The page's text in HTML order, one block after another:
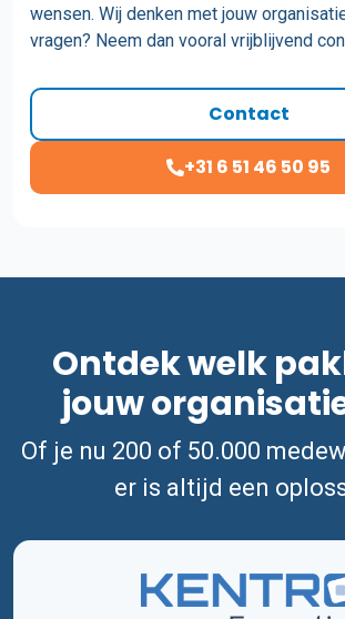
wensen. Wij denken met jouw
vragen? Neem dan vooral vrijblijvend
Contact
+31 6 51 46 50 95
Ontdek welk
jouw
Of je nu 200 of 50.000
er is altijd een